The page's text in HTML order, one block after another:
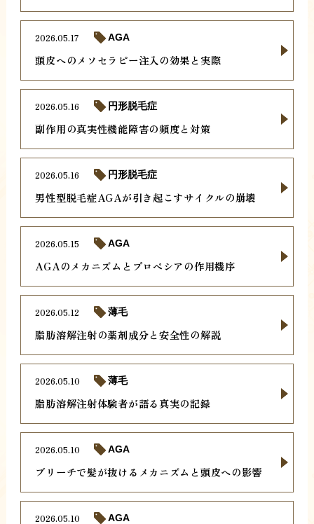
頭皮へのメソセラピー注入の効果と実際
2026.05.17 AGA
副作用の真実性機能障害の頻度と対策
2026.05.16 円形脱毛症
男性型脱毛症AGAが引き起こすサイクルの崩壊
2026.05.16 円形脱毛症
AGAのメカニズムとプロペシアの作用機序
2026.05.15 AGA
脂肪溶解注射の薬剤成分と安全性の解説
2026.05.12 薄毛
脂肪溶解注射体験者が語る真実の記録
2026.05.10 薄毛
ブリーチで髪が抜けるメカニズムと頭皮への影響
2026.05.10 AGA
2026.05.10 AGA